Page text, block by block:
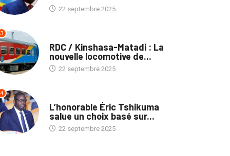
22 septembre 2025
3
RDC / Kinshasa-Matadi : La
nouvelle locomotive de...
22 septembre 2025
4
L’honorable Éric Tshikuma
salue un choix basé sur...
22 septembre 2025